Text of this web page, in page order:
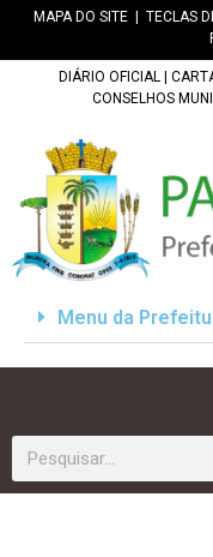
MAPA DO SITE TECLAS
DIÁRIO OFICIAL
CONSELHOS
Menu da